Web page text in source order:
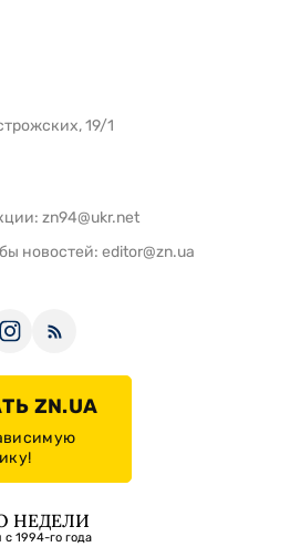
19/1
zn94@ukr.net
новостей: editor@zn.ua
ZN.UA
НЕДЕЛИ
1994-го года